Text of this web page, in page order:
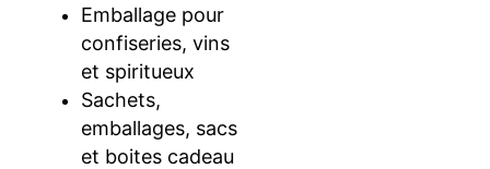
Emballage pour
confiseries, vins
et spiritueux
Sachets,
emballages, sacs
et boites cadeau